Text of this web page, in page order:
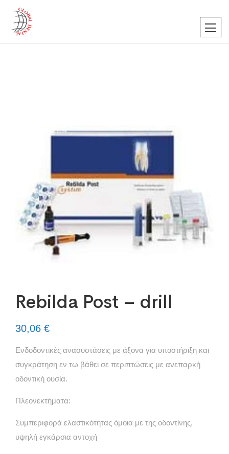
Rebilda Post – drill
30,06 €
Ενδοδοντικές ανασυστάσεις με άξονα για υποστήριξη και
συγκράτηση εν τω βάθει σε περιπτώσεις με ανεπαρκή
οδοντική ουσία.
Πλεονεκτήματα:
Συμπεριφορά ελαστικότητας όμοια με της οδοντίνης,
υψηλή εγκάρσια αντοχή